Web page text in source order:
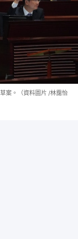
案。（資料圖片 /林靄怡